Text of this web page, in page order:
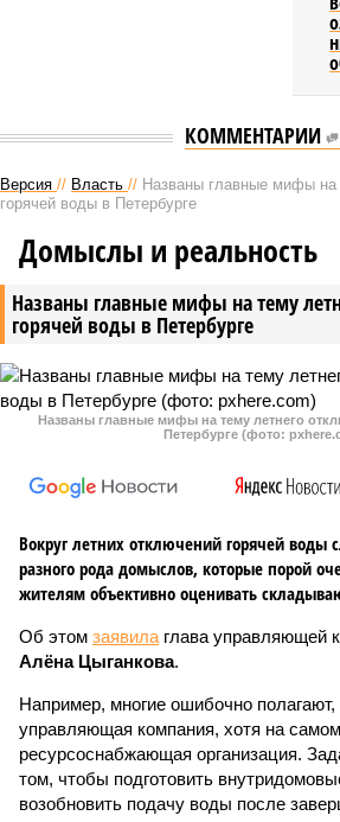
КОММЕНТАРИИ
Версия // Власть // Названы главные мифы на
горячей воды в Петербурге
Названы главные мифы на тему
горячей воды в Петербурге
Домыслы и реальность
Названы главные мифы на тему летнего
Петербурге (фото:
Вокруг летних отключений горячей воды
разного рода домыслов, которые порой
жителям объективно оценивать
Об этом заявила глава управляющей
Алёна Цыганкова.
Например, многие ошибочно
управляющая компания, хотя на
ресурсоснабжающая организация.
том, чтобы подготовить
возобновить подачу воды после